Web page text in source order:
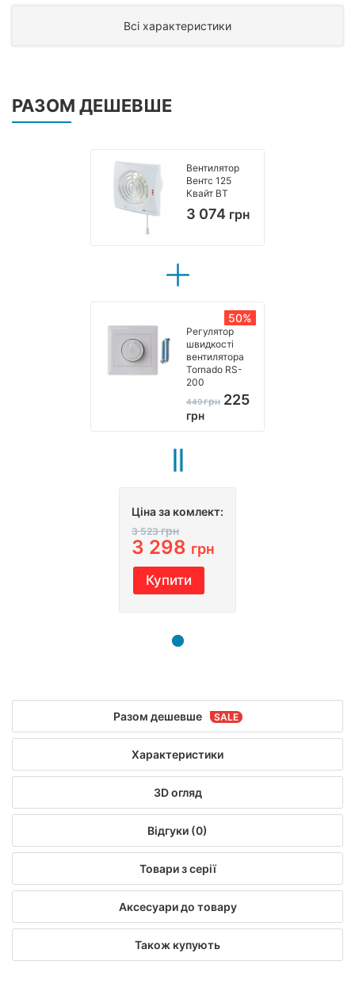
Всі характеристики
РАЗОМ ДЕШЕВШЕ
Вентилятор
Вентс 125
Квайт ВТ
3 074 грн
50%
Регулятор
швидкості
вентилятора
Tornado RS-
200
449грн 225
грн
Ціна за комлект:
3 523грн
3 298 грн
Купити
Разом дешевше
Характеристики
3D огляд
Відгуки (0)
Товари з серії
Аксесуари до товару
Також купують